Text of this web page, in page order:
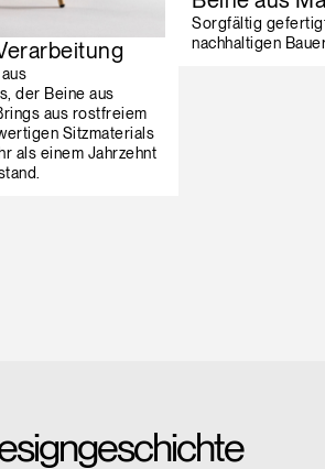
der Beine aus
aus rostfreiem
Sitzmaterials
als einem Jahrzehnt
Sorgfältig
nachhaltigen